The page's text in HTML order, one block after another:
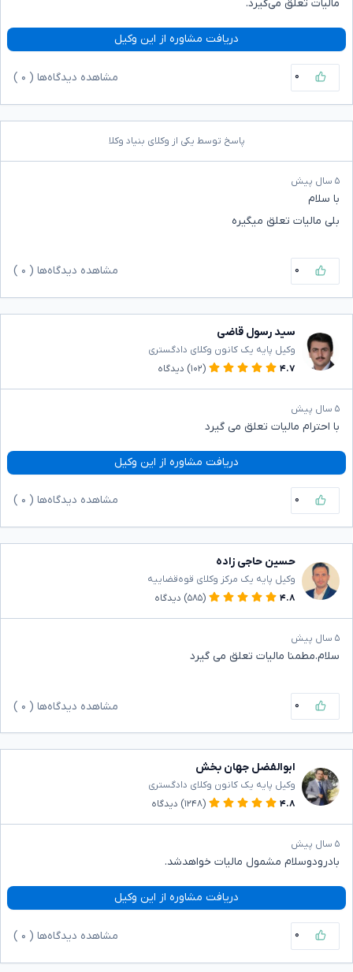
مالیات تعلق می‌گیرد.
دریافت مشاوره از این وکیل
۰ مشاهده دیدگاه‌ها ( ۰
پاسخ توسط یکی از وکلای بنیاد وکلا
۵ سال پیش
با سلام
بلی مالیات تعلق میگیره
۰ مشاهده دیدگاه‌ها ( ۰
سید رسول قاضی
وکیل پایه یک کانون وکلای دادگستری
۴.۷
(۱۰۲) دیدگاه
۵ سال پیش
با احترام مالیات تعلق می گیرد
دریافت مشاوره از این وکیل
۰ مشاهده دیدگاه‌ها ( ۰
حسین حاجی زاده
وکیل پایه یک مرکز وکلای قوه‌قضاییه
۴.۸
(۵۸۵) دیدگاه
۵ سال پیش
سلام.مطمنا مالیات تعلق می گیرد
۰ مشاهده دیدگاه‌ها ( ۰
ابوالفضل جهان بخش
وکیل پایه یک کانون وکلای دادگستری
۴.۸
(۱۲۴۸) دیدگاه
۵ سال پیش
بادرودوسلام مشمول مالیات خواهدشد.
دریافت مشاوره از این وکیل
۰ مشاهده دیدگاه‌ها ( ۰